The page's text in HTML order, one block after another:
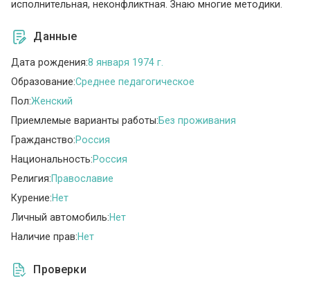
исполнительная, неконфликтная. Знаю многие методики.
Данные
Дата рождения:8 января 1974 г.
Образование:Среднее педагогическое
Пол:Женский
Приемлемые варианты работы:Без проживания
Гражданство:Россия
Национальность:Россия
Религия:Православие
Курение:Нет
Личный автомобиль:Нет
Наличие прав:Нет
Проверки